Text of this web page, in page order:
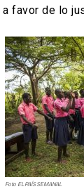
favor de lo
Foto EL PAÍS SEMANAL